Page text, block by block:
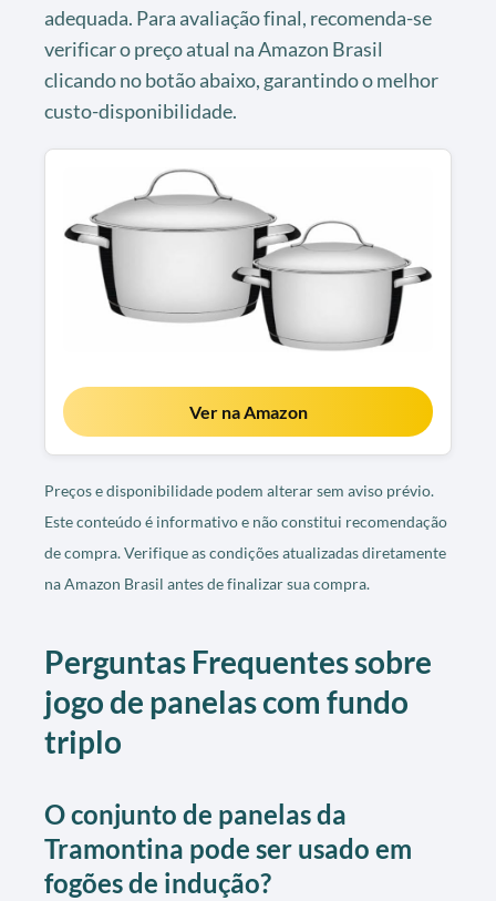
adequada. Para avaliação final, recomenda-se
verificar o preço atual na Amazon Brasil
clicando no botão abaixo, garantindo o melhor
custo-disponibilidade.
Ver na Amazon
Preços e disponibilidade podem alterar sem aviso prévio.
Este conteúdo é informativo e não constitui recomendação
de compra. Verifique as condições atualizadas diretamente
na Amazon Brasil antes de finalizar sua compra.
Perguntas Frequentes sobre
jogo de panelas com fundo
triplo
O conjunto de panelas da
Tramontina pode ser usado em
fogões de indução?